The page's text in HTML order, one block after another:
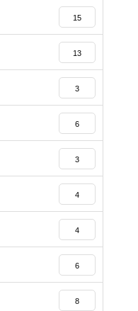
15
13
3
6
3
4
4
6
8